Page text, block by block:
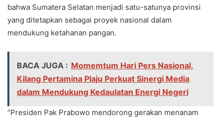
bahwa Sumatera Selatan menjadi satu-satunya provinsi
yang ditetapkan sebagai proyek nasional dalam
mendukung ketahanan pangan.
BACA JUGA : Momemtum Hari Pers Nasional,
Kilang Pertamina Plaju Perkuat Sinergi Media
dalam Mendukung Kedaulatan Energi Negeri
“Presiden Pak Prabowo mendorong gerakan menanam